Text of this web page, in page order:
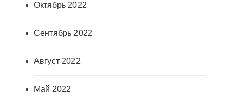
Октябрь 2022
Сентябрь 2022
Август 2022
Май 2022